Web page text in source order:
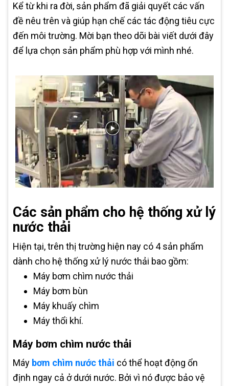
Kể từ khi ra đời, sản phẩm đã giải quyết các vấn
đề nêu trên và giúp hạn chế các tác động tiêu cực
đến môi trường. Mời bạn theo dõi bài viết dưới đây
để lựa chọn sản phẩm phù hợp với mình nhé.
Các sản phẩm cho hệ thống xử lý
nước thải
Hiện tại, trên thị trường hiện nay có 4 sản phẩm
dành cho hệ thống xử lý nước thải bao gồm:
Máy bơm chìm nước thải
Máy bơm bùn
Máy khuấy chìm
Máy thổi khí.
Máy bơm chìm nước thải
Máy bơm chìm nước thải có thể hoạt động ổn
định ngay cả ở dưới nước. Bởi vì nó được bảo vệ